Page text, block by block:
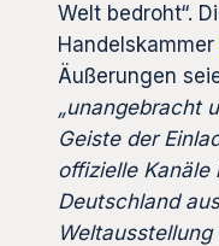
Welt bedroht“.
Handelskammer
Äußerungen
„unangebracht
Geiste der
offizielle Kanäle
Deutschland